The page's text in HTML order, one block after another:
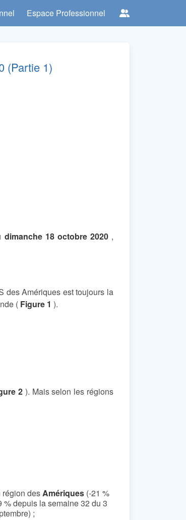
Espace Professionnel
(Partie 1)
dimanche 18 octobre 2020,
des Amériques est toujours la
( Figure 1 ).
2 ). Mais selon les régions
région desAmériques (-21 %
% depuis la semaine 32 du 3
;